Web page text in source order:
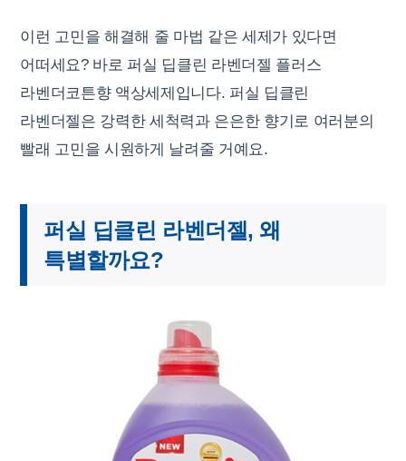
이런 고민을 해결해 줄 마법 같은 세제가 있다면
어떠세요? 바로 퍼실 딥클린 라벤더젤 플러스
라벤더코튼향 액상세제입니다. 퍼실 딥클린
라벤더젤은 강력한 세척력과 은은한 향기로 여러분의
빨래 고민을 시원하게 날려줄 거예요.
퍼실 딥클린 라벤더젤, 왜
특별할까요?